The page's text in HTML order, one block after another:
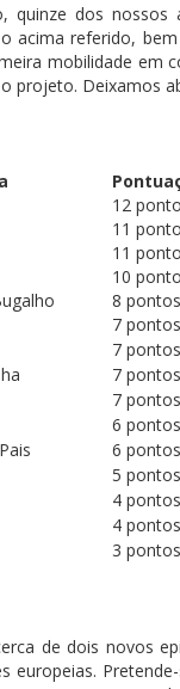
quinze dos
acima referido,
mobilidade
projeto. Deixamos
12
11
11
10
8 pontos
7 pontos
7 pontos
7 pontos
7 pontos
6 pontos
6 pontos
5 pontos
4 pontos
4 pontos
3 pontos
de dois novos
europeias.